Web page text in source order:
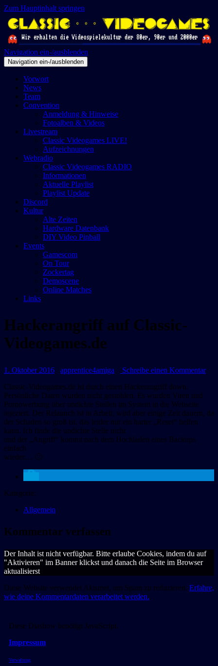
Zum Hauptinhalt springen
Navigation ein-/ausblenden
Navigation ein-/ausblenden
Vorwort
News
Team
Convention
Anmeldung & Hinweise
Fotoalben & Videos
Livestream
Classic Videogames LIVE!
Aufzeichnungen
Webradio
Classic Videogames RADIO
Informationen
Aktuelle Playlist
Playlist Update
Discord
Kultur
Alte Zeiten
Hardware Datenbank
DIY Video Pinball
Events
Gamescom
On Tour
Zockertag
Demoscene
Online Matches
Links
Hackerangriff auf Classic-
Videogames.de
Datum:
1. Oktober 2016 Autor:
apprentice4amiga Schreibe einen Kommentarzu
Classic-Videogames.de ist durch einen Hackerangriff down.
Persönliche Daten wurden nicht gestohlen. Es wurden Viren und
Pornowerbung über undichte Stellen im System in die Webseite
injeziert. Der Relaunch ist in Arbeit, wird aber einige Zeit dauern, da
der Schaden so groß ist, das leider nur ein harter „Reset“ helfen
kann. Ich finde die undichte Stelle nicht
und der „Angriff“ kommt nach dem Hochladen eines Backups
einfach
wieder… 🙁
Kategorie:
Allgemein
Kommentar verfassen
Der Inhalt ist nicht verfügbar. Bitte erlaube Cookies, indem du auf
"Aktivieren" im Banner klickst und danach die Seite im Browser
aktualisierst
Diese Website verwendet Akismet, um Spam zu reduzieren. Erfahre,
wie deine Kommentardaten verarbeitet werden.
Diese Diashow benötigt JavaScript.
Impressum
Verwaltung